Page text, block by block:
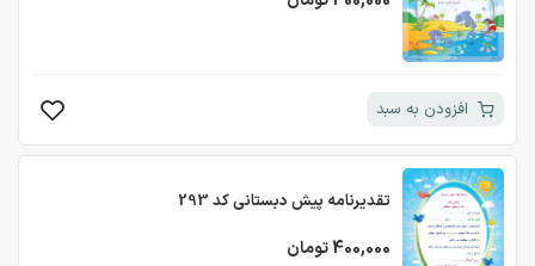
افزودن به سبد
تقدیرنامه پیش دبستانی کد 293
400,000 تومان